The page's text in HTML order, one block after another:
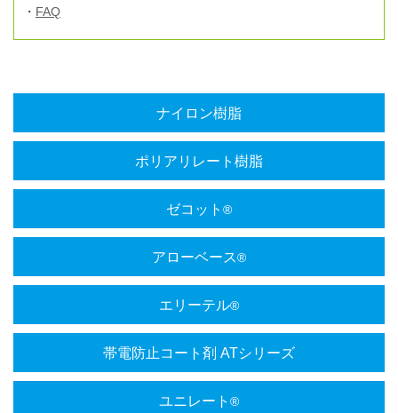
FAQ
ナイロン樹脂
ポリアリレート樹脂
ゼコット ®
アローベース®
エリーテル®
帯電防止コート剤 ATシリーズ
ユニレート ®